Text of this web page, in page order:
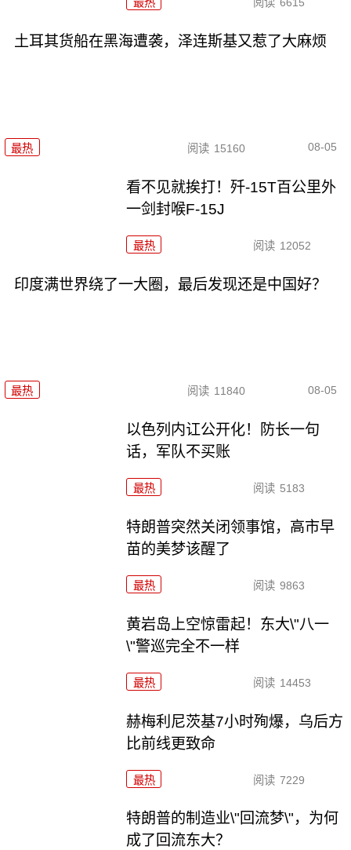
最热 阅读 6615
土耳其货船在黑海遭袭，泽连斯基又惹了大麻烦
最热 阅读 15160 08-05
看不见就挨打！歼-15T百公里外
一剑封喉F-15J
最热 阅读 12052
印度满世界绕了一大圈，最后发现还是中国好？
最热 阅读 11840 08-05
以色列内讧公开化！防长一句
话，军队不买账
最热 阅读 5183
特朗普突然关闭领事馆，高市早
苗的美梦该醒了
最热 阅读 9863
黄岩岛上空惊雷起！东大\"八一
\"警巡完全不一样
最热 阅读 14453
赫梅利尼茨基7小时殉爆，乌后方
比前线更致命
最热 阅读 7229
特朗普的制造业\"回流梦\"，为何
成了回流东大？